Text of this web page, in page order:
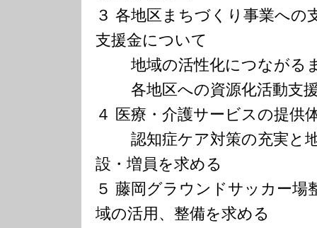
３ 各地区まちづくり事業への
支援金について
地域の活性化につながる
各地区への資源化活動支援
４ 医療・介護サービスの提供
認知症ケア対策の充実と地
設・増員を求める
５ 藤岡グラウンドサッカー場
域の活用、整備を求める